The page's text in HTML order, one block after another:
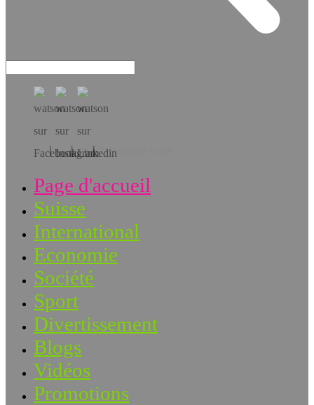
Téléchargez l’app!
Page d'accueil
Suisse
International
Economie
Société
Sport
Divertissement
Blogs
Vidéos
Promotions